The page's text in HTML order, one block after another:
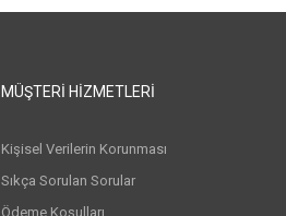
MÜŞTERI HIZMETLERI
Kişisel Verilerin Korunması
Sıkça Sorulan Sorular
Ödeme Koşulları